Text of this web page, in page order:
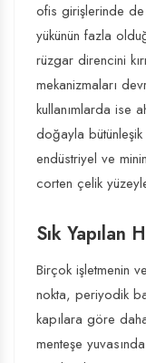
ofis girişlerinde
yükünün fazla
rüzgar direncini
mekanizmaları
kullanımlarda ise
doğayla
endüstriyel ve
corten çelik
Sık Yapılan
Birçok işletmenin
nokta, periyodik
kapılara göre
menteşe